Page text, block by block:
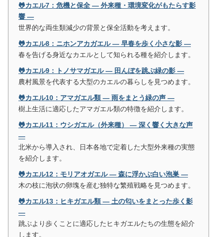
🐸カエル7：危機と保全 ― 外来種・環境変化がもたらす影
響 ―
世界的な両生類減少の背景と保全活動を考えます。
🐸カエル8：ニホンアカガエル ― 早春を歩く小さな影 ―
春を告げる身近なカエルとして知られる種を紹介します。
🐸カエル9：トノサマガエル ― 田んぼを跳ぶ緑の影 ―
農村風景を代表する大型のカエルの暮らしを見つめます。
🐸カエル10：アマガエル類 ― 雨をまとう緑の声 ―
樹上生活に適応したアマガエル類の特徴を紹介します。
🐸カエル11：ウシガエル（外来種） ― 深く響く大きな声
―
北米から導入され、日本各地で定着した大型外来種の実態
を紹介します。
🐸カエル12：モリアオガエル ― 森に浮かぶ白い泡巣 ―
木の枝に泡状の卵塊を産む独特な繁殖戦略を見つめます。
🐸カエル13：ヒキガエル類 ― 土の匂いをまとった歩く影
―
跳ぶより歩くことに適応したヒキガエルたちの生態を紹介
します。